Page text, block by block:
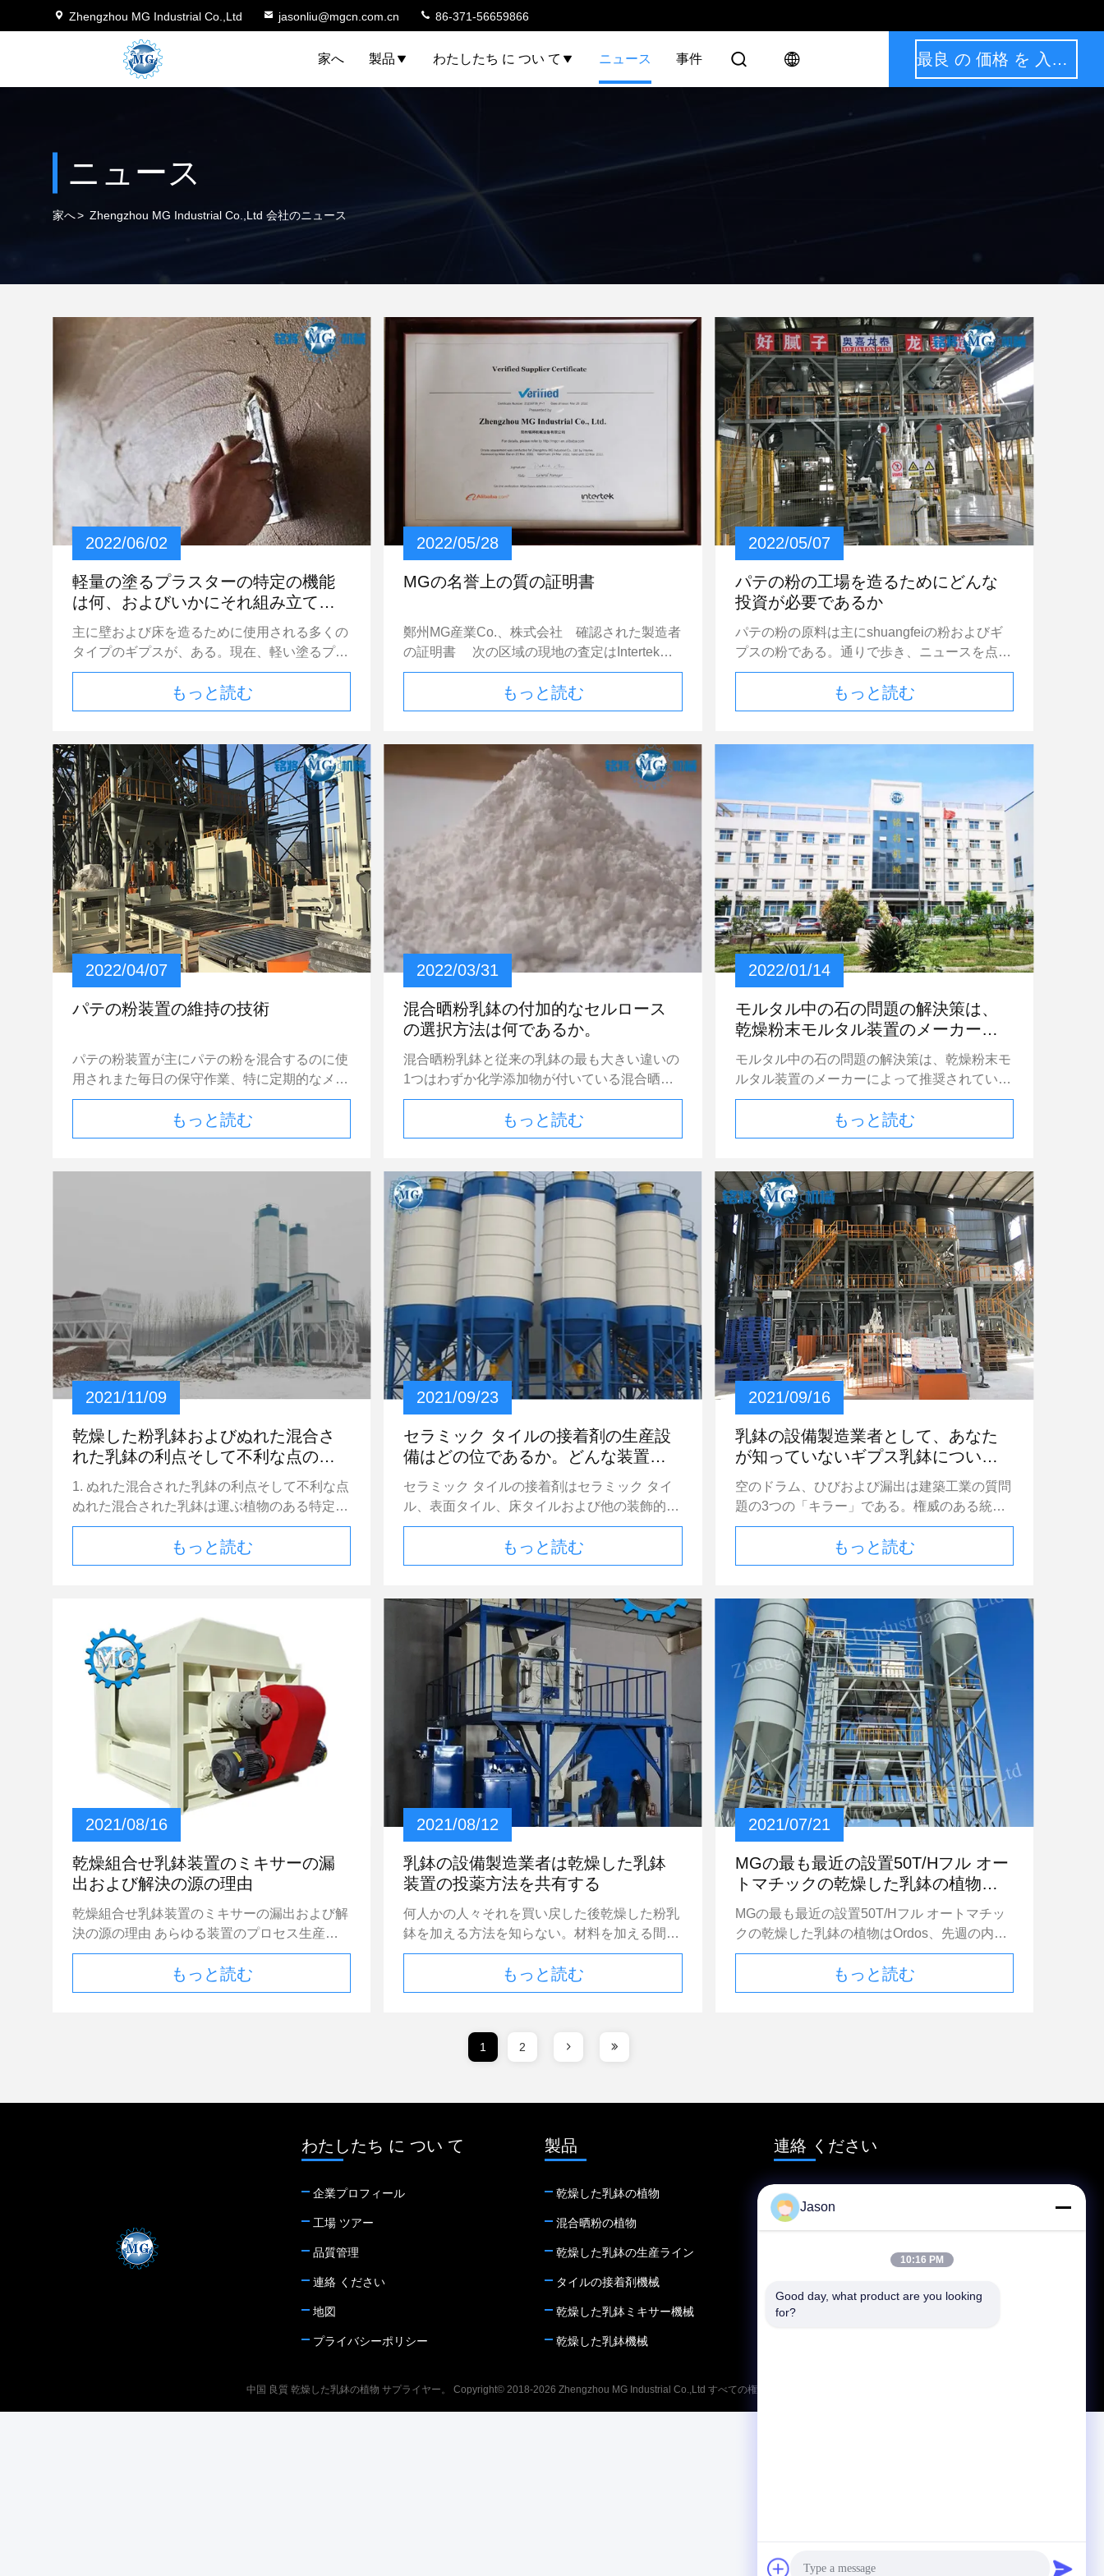
Zhengzhou MG Industrial Co.,Ltd jasonliu@mgcn.com.cn 86-371-56659866
家へ 製品 わたしたち に つい て ニュース 事件 最良 の 価格 を 入手 する
ニュース
家へ> Zhengzhou MG Industrial Co.,Ltd 会社のニュース
2022/06/02
軽量の塗るプラスターの特定の機能
は何、およびいかにそれ組み立てら
れるであるか。
主に壁および床を造るために使用される多くの
タイプのギプスが、ある。現在、軽い塗るプラ
スターは壁の水平になることの構造のために広
く利用されている。軽量の塗るプラスターの役
割は何およびそれを組み立てる方法をである
塗るプラスターの役割 軽い塗るプラスターの
構造の間に、壁の表面の水またはインターフェ
イス代理店を振りかけ、次に補強の構造をしな
さい。補強の補強の厚さは一般に1 cmである。
5-6のmmでそれを制御することは適切である。
壁で塗られるギプスが形作られた後平坦の構造
の条件を満たすために、残りの軽い塗るプラス
ターは全体として擦れ、滑らかになる。 軽量
の塗るプラスターの構造方法 正常な構造のス
テップに従って、構造は効果的に壁のくり抜
き、割れることの現象を避けることができる。
1. 基礎表面の塵、土、オイル汚れ、はく離剤お
よび他の物質をきれいにしなさい。2.ぬれた基
礎表面は、水が付いている基礎表面を、インタ
ガラス繊維の網と置かれる必要があり幅は各基
盤ののりしろの150~300mmの間にある必要が
後の30分の内に使用される必要があり乾燥の後
あり、夏に、高温および風が強い、従ってドア
の棒間の間隔は≤1.5mmである;壁の高さは
>3.5m時、鉄棒を作ることは勧められる2つの
棒間の間隔は≤2mであり、棒の幅は30mm-
50mmである。 8. ギプスのスラリーは湿気およ
び雨--にさらされない。 軽量の塗るプラスター
の特定の機能は何、およびいかにそれ組み立て
られるであるか。 特徴 セメントと比較され
めによく、緑無毒である;それに強い結合、容
易ではない小さい収縮が、くり抜くこと、容易
下ること割れること容易ある;その構造それは
地面の便利、より少ない灰、作動することは速
は容易である構造の進歩のスピードをあげるこ
とができ多量に塗ることおよび堅い工事期間の
耐火性、湿気抵抗、容易な処理および簡単な取
付けの特徴がある。軽量の塗るプラスターは壁
および床（通気された煉瓦、レンガ壁、コンク
リートの壁、屋根）の塗ることおよび断熱材の
ために乾燥した区域で主に使用される。壁の構
造の厚さは6-20mmであり、上プラスターの総
厚さは10mmよりより少しである。 余分な乾燥
を防ぐためには、ギプスの粉は他の物質と混合
されるべきではない。夏の構造か乾式壁の構造
では、水は構造の前にぬれるべきである。適し
た構造の温度は5-40の摂氏温度でしたり、雨の
日、高温および冷淡な天候の構造を避ける。
軽量の塗るギプスが置かれた後よく全面的な強
さを作り出すために、含水量の減少を用いる強
さの増加、およびエア引きずられたコンクリー
トの遅い吸水の特徴と調整することができる。
軽量の塗るギプスによいがあり特性を湿気取除
く。乾燥の後で、それは通気されたコンクリー
トで不均等な含水量によって引き起こされるさ
もっと読む
2022/05/28
MGの名誉上の質の証明書
鄭州MG産業Co.、株式会社 確認された製造者
の証明書 次の区域の現地の査定はIntertekに
よって行なわれた。 会社の概観 人的資源 現在
管理 R & D容量 会社の開発/拡張計画 生産の流
もっと読む
2022/05/07
パテの粉の工場を造るためにどんな
投資が必要であるか
パテの粉の原料は主にshuangfeiの粉およびギ
プスの粉である。通りで歩き、ニュースを点検
するとき、パテの粉のためのどこでも広告があ
る。家を買うか、または飾りたいと思えばどの
投資かそうパテの粉の工場を造るパテの粉なし
たに次導入することを許可しなさい。 パテの
自体は直接全面的な価格の投資の相違に終って
装置の選択に、影響を与えるために全面的な価
格、出力、完成品の優良さ、構成標準、等にす
べて影響を与える。 2. 交通機関および設置投
資: パテの粉の生産設備の交通機関はユーザー
によって一般に耐えられる。生産ライン価格の
投資で集まる、設置場所の抗打ち工事、鉄骨フ
レーム、等の固定費はまた投資に含まれている
べきである長距離の交通機関の費用はより高
く。 3. 場所の下部組織の投資: 立地選択および
場所のレイアウトはまた投資の部分である。場
所はできるだけ適度に整理されるべきである。
に近いべきである。完成品は容易に運ばれ、袋
に入れられるべきである。水および電力供給装
ある。「最も近い主義に従って」。 4. 水、電
あるかどうか、多くの水、電気、労働および他
の費用を要し、また生産ラインの全面的な投資
費用で適度に計算されるべきである。 パテの
粉の工場を造るためにどんな投資が必要である
か フル オートの雑種の生産ラインは高度のヨ
ーロッパの設計思想を、採用する全体としてタ
ワーのレイアウトを吸収し、管理システムはオ
ートメーションのマン・マシン ダイアログ機
能そしてある程度を非常に改善する新しいモジ
ュラー管理技術と植え付けられる。構成によっ
て、この生産ラインの出力は1年ごとの30,000-
100,000トンに達することができる。 生産ライ
しシステムの重量を量り、システム、混合シス
テム、ガス段階のバランス システム、包装シ
ステムおよび塵取り外しシステムを運ぶ。主制
御システムは指定プロセス方式に従って生産の
箱から自動的に原料を得る。）。混合の正確さ
の条件を満たした後、終了する乳鉢は二次混合
に改善する自動包装システムを入れる。
もっと読む
2022/04/07
パテの粉装置の維持の技術
パテの粉装置が主にパテの粉を混合するのに使
用されまた毎日の保守作業、特に定期的なメイ
ンテナンスをする必要がある。私をあなたとパ
テの粉装置の維持の技術を共有することを許可
しなさい。 パテの粉装置の維持の技術 パテの
キサーの部分および部品のクリーニングの留め
ン、クラッチ、伝達、装置の部品を操縦し、ブ
レーキをかける伝達部品の働く状態を点検しな
さい。 5. 診断し、装置の性能に影響を与える
点検し、そして取り替えおよび調節の仕事を完
了しなさい部品を。 パテの粉装置が始まる前
に注意を必要とする問題 1. パテの粉のミキサ
ーは平らな、固体場所に取付けられているべき
である。取付けの後で、ミキサーが安定し、し
っかりしているかどうか確認しなさい。 2. か
どうかパテの粉のミキサーの回転よい点検しな
し、信頼できべきで操作は適用範囲が広い。伝
達メカニズム、働く装置、ブレーキ、等は正常
認されることをことをパテの粉のミキサーの電
気機器である良好確認しなさい。 パテの粉装
置の維持の技術は上記の内容である。パテの粉
装置の使用の間に、厳しく指示に続かなければ
ならない。問題を見つければ、時間のそれらを
取扱わなければならない。
もっと読む
2022/03/31
混合晒粉乳鉢の付加的なセルロース
の選択方法は何であるか。
混合晒粉乳鉢と従来の乳鉢の最も大きい違いの
1つはわずか化学添加物が付いている混合晒粉
乳鉢の修正である。乳鉢を乾燥するために1つ
の添加物を加えて第一次修正と呼ばれ、2つ以
上の添加物を加えることは二次修正である。乾
まざまな原料の調整によって決まる。化学添加
物がより高いおよび乾燥した乳鉢の性能のより
大きい影響を持つためにので。従って、添加物
を選んだ場合、添加物の量は最優先を与えられ
るべきである。次は化学付加的なセルロースの
エーテルの選択方法へ短い導入である。 混合
晒粉乳鉢の付加的なセルロースの選択方法は何
であるか。 セルロースのエーテル、別名レオ
ロジーの修飾語は、新しい乳鉢のrheological特
性を調節するのに使用される混和で、ほとんど
あらゆるタイプの乳鉢で使用される。次の特性
は変化および付加量を選んだ場合考慮されるべ
きである:（1）異なった温度の水保持;（2）厚
化の効果、粘着性;（3）一貫性と温度間の関
係、と電解物の前の一貫性の影響;（4）エーテ
トロピーそして位置の能力（これはの改善縦表
面で塗られる乳鉢に必要である）;（6）分解の
へセルロースのエーテルを（メチルのセルロー
る、ことができる。乳鉢の無機つなぎ（セメン
ト、ギプス）は高い耐圧強度を保障できるが抗
張およびflexural強さに対する僅かな影響をも
たらす。ポリ酢酸ビニルはセメントの石造りの
気孔に乳鉢が高い変形の負荷に抗し、耐久性を
改善できるように、伸縮性があるフィルムを確
立する。練習は乾燥した乳鉢へのメチルのセル
ロースのエーテルそしてポリ酢酸ビニルの異な
った量を加えることがエア引きずられたコンク
リート ブロックのために乳鉢、装飾的な塗る
乳鉢および石工乳鉢および床を注ぐためにまた
self-leveling乳鉢を塗る薄層の塗りつけられた
等だけでなく、乳鉢の質を非常に改善し、構造
の効率を改善できる証明した。実用化では、広
範囲の性能を改善するために、いろいろな混和
は要求される。添加物間に最適の一致の比率が
り、異なった側面からの乳鉢の性能を改善して
もいい。但し、それらが単独で使用されると
乳鉢の結合を薄片分離のある程度を、同時に減
らすために高め、が、乳鉢の使用水量は非常に
もたらすスラリーの内部には貯えられる、;air-
層が非常に減らすことができ、使用水量がまた
非常に減らすことができるが乳鉢の耐圧強度は
工乳鉢の性能を最大にし、乳鉢の他の特性に害
を、石工乳鉢の一貫性避けるために、層になる
術仕様に合うことができる。広範囲の手段を取
り、セメントおよび環境保護のために水減少の
持、厚化、およびair-entraining plasticization開
発し、使用しことは必要である。
もっと読む
2022/01/14
モルタル中の石の問題の解決策は、
乾燥粉末モルタル装置のメーカーに
よって推奨されています
モルタル中の石の問題の解決策は、乾燥粉末モ
ルタル装置のメーカーによって推奨されていま
す 石の問題は、モルタルに多数の石があり、
モルタルの使用性能に深刻な影響を与えること
を指します。それをどのように解決するのでし
タル装置メーカー 機械内の砂を厳密に清掃し
ます 砂をシャベルで切るときに石が混ざらな
いように、フォークリフトドライバーの作業意
識を強化します 異なる材料のバケツ間の距離
が近すぎないようにし、砂のバケツの壁に穴が
開いていないことを確認して、材料が混ざらな
いようにします 砂サイロとベルトは厳密に清
掃する必要があります 乾燥粉末モルタル装置
の製造業者は、損傷後の砂質の変動を避けるた
めに、砂ふるい機のスクリーンを定期的にチェ
ックすることを提案しています。 粘度は、モ
ルタルが使いやすいかどうかを反映するパラメ
ータでもあります。通常の粘度のモルタルは、
構造が滑らかで、壁に落ちにくいです。粘度が
悪いとモルタルが散らばって見えてしまい、作
壁に乾きにくくなり、こすったり押したりする
ときに、作業者がこすり定規を貼り付けます。
タルの粘度が上がるので、それに応じて粘度調
じて混和量が増えます。 一般的に、混和剤の
投与量は、温度が5度上昇または下降するごと
に約1kg / m3ずつ増減するものとします。 石粉
もモルタルの粘度に大きな影響を与えます。石
粉に含まれる不純物が多すぎると、白色度が低
くなりすぎます。モルタルに使用すると、モル
タルの粘度が低くなり、モルタルのにじみが発
生します。 石粉の白色度は40度以上に抑える
方が良いです。白色度が低すぎるということ
は、不純物が多すぎることを意味し、モルタル
の品質に大きな影響を与えます。 乾燥した硬
いモルタルの解決策： また、気候や環境の変
調整する必要があります。同じ開放時間を達成
するために、温度が高いほど、レギュレーター
の量が多くなります。 原則として、組積造モ
ルタルの開業時間は、作業員より3〜4時間長
1〜2時間長くする。地盤モルタルの開業時間
は、現場での実際の施工作業に応じて決定する
もっと読む
2021/11/09
乾燥した粉乳鉢およびぬれた混合さ
れた乳鉢の利点そして不利な点の導
入
1. ぬれた混合された乳鉢の利点そして不利な点
ぬれた混合された乳鉢は運ぶ植物のある特定の
割合のセメント、細骨材、ミネラル混和、混
和、添加物、顔料および水のような原料を混合
でしたり、そして次に建築現場に指定時間の内
を測定し、混合し準備ができた混合された乳
鉢。質は安定して、供給の量は同時に大きい。
場所の到着の後で、乳鉢は最初に貯えられ、そ
れから建設作業員は基材に手動で乳鉢を置く。
ぬれた混合された乳鉢は正確な測定および速い
生産の速度の特徴がある具体的な混合植物で作
り出される。ぬれた混合された乳鉢は一種の乳
鉢の混合物であり、使用時間は限られる、従っ
て生産の後である特定の時間以内に使用されな
ければならない。 ぬれた混合された乳鉢のこ
れらの特徴はまた開発で利点および不利な点を
示す。その利点は次の通りある: （1）工業化さ
れた生産は品質管理および保証を促す; （2）層
の構造を水平にする橋舗装のために適した大き
プロジェクトを層にする; （3）はそこに乾燥装
置および包装装置の費用を救う現地の混合のた
境およびより少ない汚染がある; （5）はそこに
るので、場所で閉鎖した容器で貯えられる必要
があり限られた時間に使用されなければならな
することは不可能である一度だけの交通機関の
の交通機関である、従って場所で閉鎖した容器
でそれを貯えることは避けられない。やがて、
それに実行可能性の高い条件があり、乳鉢の働
した混合された乳鉢の利点そして不利な点 乾
持の部品と混合される工場によってある特定の
割合のさまざまな乾燥した原料から成り、正確
もっと読む
2021/09/23
セラミック タイルの接着剤の生産設
備はどの位であるか。どんな装置か
らセラミック タイルの接着剤の生産
ラインを成るためにするか
セラミック タイルの接着剤はセラミック タイ
ル、表面タイル、床タイルおよび他の装飾的な
材料を貼るのに使用される新しい現代装飾材料
である。それは屋内および屋外の陶磁器の壁お
よび床タイルおよび陶磁器のモザイクの貼るこ
的な壁、プール、台所および浴室および地階の
防水層である。適用範囲は非常に広い。セラミ
ック タイルの接着剤の生産設備はどの位であ
るか。どんな装置からセラミック タイルの接
着剤の生産ラインを成るためにするか。あなた
にそれを導入しよう。 セラミック タイルの接
着剤の生産設備はどの位であるか。どんな装置
からセラミック タイルの接着剤の生産ライン
を成るためにするか セラミック タイルの接着
剤の生産設備はどの位であるか。 セラミック
タイルの接着剤の生産設備を買いたいと思えば
私は最初の考察が装置の価格であることを信じ
る。装置の価格に従ってあなたのために適した
装置の出力を選びなさい。現在、市場のセラミ
ック タイルの接着剤の生産設備の最終価格は
にある。装置の最終価格は装置および材料の価
格および支持装置の選択に従って定められる。
んな装置からセラミック タイルの接着剤の生
水平にする最近の10年にセラミック タイルの
接着剤の混合装置および自己を作り出し、取付
セラミック タイルの接着剤および自己の原料
そして完成品の特徴に従って乾燥した粉の混合
タイルの接着剤および自己の生産のために特に
ック タイルの接着剤の生産ラインを成るため
テム、重量を量ることおよび区分システム、混
合システム、完成品の貯蔵システム、包装シス
した粉の混合の生産ラインの安定した操作、正
確な測定および簡単な操作に基づいて、上の区
もっと読む
2021/09/16
乳鉢の設備製造業者として、あなた
が知っていないギプス乳鉢について
の話!
空のドラム、ひびおよび漏出は建築工業の質問
題の3つの「キラー」である。権威のある統計
量に従って、それは上の5つの収容の不平間で
ランク付けする。従って、住宅購入者は彼らの
権利を守り続け建築者はマンパワー、物的資源
宅購入者および建築者を苦しめる未解決問題に
なった;それは企業の世界的な問題に…それを
解決する方法をなったか。 くり抜き、割れる
ことに影響を与える深い理由 現在、建築工業
の労働資源は補給不足にあり、巧みな技術者の
不足はますます顕著になった。きついスケジュ
ール、人手不足、および構造のチームの頻繁な
取り替えのような問題は非常に顕著である。多
くの場合、すべての党に構造プロセスで品質管
理管理への十分過ぎるほどの注意がある。さら
に、「管理」のために引き締まるおよび「管
理」のための維持考えはプロジェクト管理でよ
り普及して、個人は「10-1=9」としてプロジェ
クト管理を扱う。 変わる方法か。 乳鉢の設
備製造業者 技術革新は中心の競争力である!管
従来の質の共通の問題を解決する方向である。
建築工業なるために、それで塗る内壁の共通の
た構造企業の開発の方向に、および必要性が技
化された操作、高い構造の効率そしてよい表面
の装飾の利点がない。 2. 中央平野のさまざま
んどの基準の会社は次第にプラスターを空白の
引渡しのプロジェクトの屋内乾燥した家で塗る
ことを使用し始めた。Sunac、Languang、
Dongyuan、Xincheng、中国の幸運の土地開
会社は中央平野の標準化された設計の品質を提
言した。Yongwei、Lvdu、ShimaoおよびJinke
ルミニウム型枠または鋼鉄木合成システム壁と
のプロジェクトのために、塗る厚さは大抵約
きいとき、二度保たれるべきである。 5. 調査
もっと読む
2021/08/16
乾燥組合せ乳鉢装置のミキサーの漏
出および解決の源の理由
乾燥組合せ乳鉢装置のミキサーの漏出および解
決の源の理由 あらゆる装置のプロセス生産ラ
インでは、物質的な漏出は特に乾燥混合された
乳鉢装置行われるかもしれない。物質的な漏出
が行われれば、環境に害を高める。従って、乾
した粉乳鉢は袋で詰まり、次に包装機械によっ
ある程度の漏出がある。一般的に、信頼できる
刻ではない;最後は混合されるべき倉庫の入口
および乾燥混合された乳鉢装置の入口である。
れる、今でもパッキング シール、送風シール
または唇のシールに漏出があり但し前にミキサ
装置が使用されればオイルをフェルトに浸し、
の内部に結ぶのに、土方法が使用することがで
もっと読む
2021/08/12
乳鉢の設備製造業者は乾燥した乳鉢
装置の投薬方法を共有する
何人かの人々それを買い戻した後乾燥した粉乳
鉢を加える方法を知らない。材料を加える間違
った方法は正常な使用に影響を与えるかもしれ
ない。今日、私はそれがあなたに有用であるこ
とを正しい原料および私が望むことを言う。
方法を共有する 供給装置を始めなさい。メ
ーターで計る区分の大箱が近い価値にすぐに与
を定めるために減速し、停止する。同時に、す
トルはいつでも切られる材料の量を把握する。
る。それが停止した後、メートルは最初の材料
のプロセス区分量である安定した価値を表示す
分の大箱に与え、すべての供給までの上記の操
作を繰り返す第2物質的な開始は完了する。個
使用できる。 メーターで計り、区分の大箱の
封弁は自動的に開き、メーターで計り、区分の
もっと読む
2021/07/21
MGの最も最近の設置50T/Hフル オー
トマチックの乾燥した乳鉢の植物は
Ordos、内蒙古に取付けられている
30T/H砂のドライヤーに装備する
MGの最も最近の設置50T/Hフル オートマチッ
クの乾燥した乳鉢の植物はOrdos、先週の内蒙
古に取付けられている30T/H砂のドライヤーに
装備する。これはフル オートマチックの乾燥
した乳鉢の植物をである使用タワーのタイプ構
も最近のPLC制御キャビネット システムを使
燥した乳鉢の植物はフル オートおよび高性能
である! 30T/H 3シリンダー回転式砂のドライ
ヤー私達の50T/Hフル オートマチックの乾燥し
もっと読む
1 2
わたしたち に つい て
企業プロフィール
工場 ツアー
品質管理
連絡 ください
地図
プライバシーポリシー
製品
乾燥した乳鉢の植物
混合晒粉の植物
乾燥した乳鉢の生産ライン
タイルの接着剤機械
乾燥した乳鉢ミキサー機械
乾燥した乳鉢機械
連絡 ください
jasonliu@mgcn.com.cn
86-371-56659866
No.27 Zizhuの道、ハイテクな地帯、鄭州都市、
中国 良質 乾燥した乳鉢の植物 サプライヤー。 Copyright© 2018-2026 Zhengzhou MG Industrial Co.,Ltd すべての権利は保護されています.
Jason
10:16 PM
Good day, what product are you looking
for?